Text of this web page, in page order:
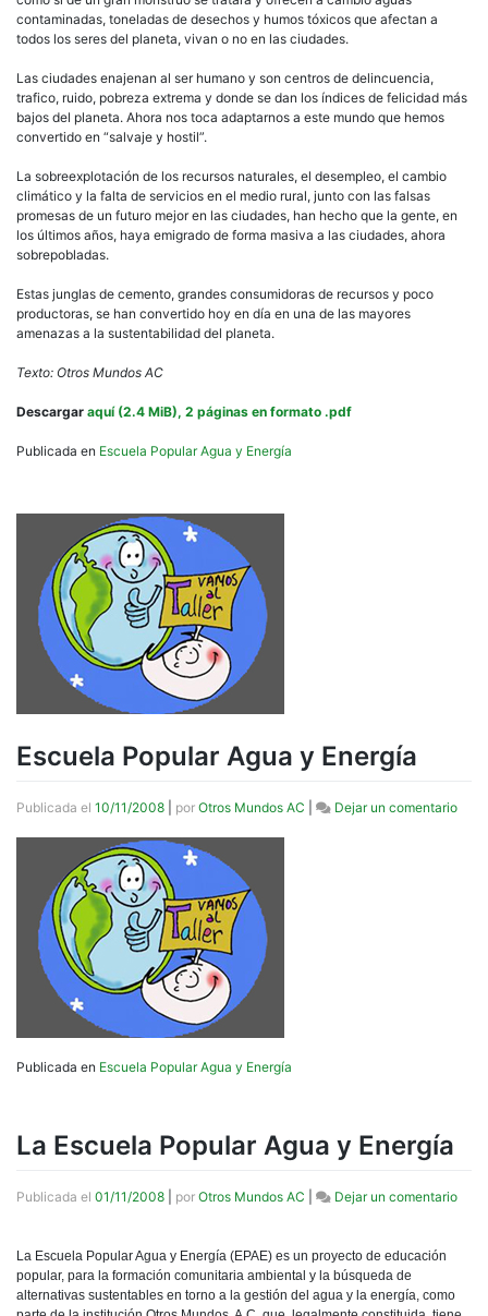
contaminadas, toneladas de desechos y humos tóxicos que afectan a
todos los seres del planeta, vivan o no en las ciudades.
Las ciudades enajenan al ser humano y son centros de delincuencia,
trafico, ruido, pobreza extrema y donde se dan los índices de felicidad más
bajos del planeta. Ahora nos toca adaptarnos a este mundo que hemos
convertido en “salvaje y hostil”.
La sobreexplotación de los recursos naturales, el desempleo, el cambio
climático y la falta de servicios en el medio rural, junto con las falsas
promesas de un futuro mejor en las ciudades, han hecho que la gente, en
los últimos años, haya emigrado de forma masiva a las ciudades, ahora
sobrepobladas.
Estas junglas de cemento, grandes consumidoras de recursos y poco
productoras, se han convertido hoy en día en una de las mayores
amenazas a la sustentabilidad del planeta.
Texto: Otros Mundos AC
Descargar aquí (2.4 MiB), 2 páginas en formato .pdf
Publicada en Escuela Popular Agua y Energía
Escuela Popular Agua y Energía
Publicada el 10/11/2008 por Otros Mundos AC Dejar un comentarioen
Publicada en Escuela Popular Agua y Energía
La Escuela Popular Agua y Energía
Publicada el 01/11/2008 por Otros Mundos AC Dejar un comentarioen
La Escuela Popular Agua y Energía (EPAE) es un proyecto de educación
popular, para la formación comunitaria ambiental y la búsqueda de
alternativas sustentables en torno a la gestión del agua y la energía, como